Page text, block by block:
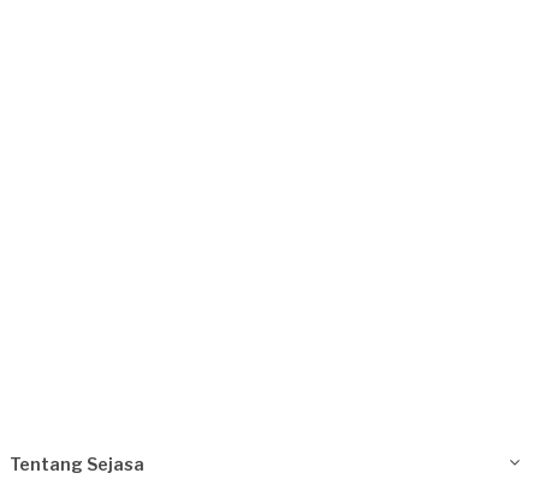
Tentang Sejasa